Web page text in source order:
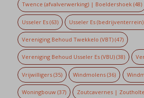
Twence (afvalverwerking) | Boeldershoek(48)
Usseler Es(63) Usseler Es (bedrijventerrein)
Vereniging Behoud Twekkelo (VBT)(47)
Vereniging Behoud Usseler Es (VBU)(38)
Vrijwilligers(35) Windmolens (36)
Woningbouw(37) Zoutcavernes |